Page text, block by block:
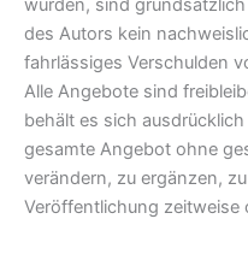
wurden, sind
des Autors kein
fahrlässiges Verschulden
Alle Angebote sind
behält es sich
gesamte Angebot ohne
verändern, zu ergänzen,
Veröffentlichung zeitweise